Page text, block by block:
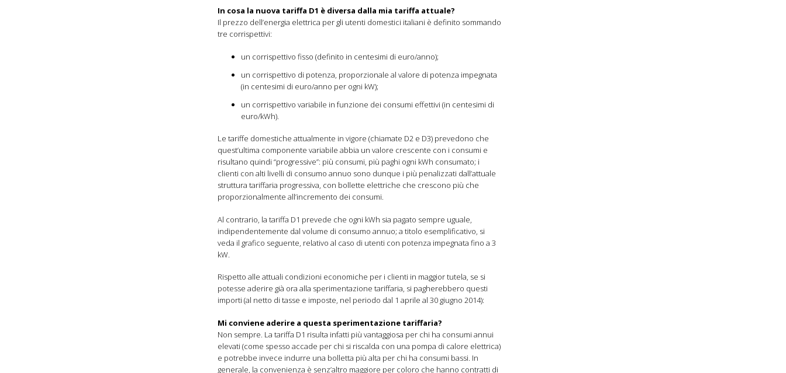
In cosa la nuova tariffa D1 è diversa dalla mia tariffa attuale?
Il prezzo dell’energia elettrica per gli utenti domestici italiani è definito sommando
tre corrispettivi:
un corrispettivo fisso (definito in centesimi di euro/anno);
un corrispettivo di potenza, proporzionale al valore di potenza impegnata
(in centesimi di euro/anno per ogni kW);
un corrispettivo variabile in funzione dei consumi effettivi (in centesimi di
euro/kWh).
Le tariffe domestiche attualmente in vigore (chiamate D2 e D3) prevedono che
quest’ultima componente variabile abbia un valore crescente con i consumi e
risultano quindi “progressive”: più consumi, più paghi ogni kWh consumato; i
clienti con alti livelli di consumo annuo sono dunque i più penalizzati dall’attuale
struttura tariffaria progressiva, con bollette elettriche che crescono più che
proporzionalmente all’incremento dei consumi.
Al contrario, la tariffa D1 prevede che ogni kWh sia pagato sempre uguale,
indipendentemente dal volume di consumo annuo; a titolo esemplificativo, si
veda il grafico seguente, relativo al caso di utenti con potenza impegnata fino a 3
kW.
Rispetto alle attuali condizioni economiche per i clienti in maggior tutela, se si
potesse aderire già ora alla sperimentazione tariffaria, si pagherebbero questi
importi (al netto di tasse e imposte, nel periodo dal 1 aprile al 30 giugno 2014):
Mi conviene aderire a questa sperimentazione tariffaria?
Non sempre. La tariffa D1 risulta infatti più vantaggiosa per chi ha consumi annui
elevati (come spesso accade per chi si riscalda con una pompa di calore elettrica)
e potrebbe invece indurre una bolletta più alta per chi ha consumi bassi. In
generale, la convenienza è senz’altro maggiore per coloro che hanno contratti di